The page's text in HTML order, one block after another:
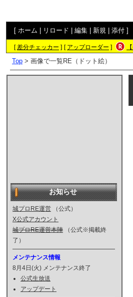
[ ホーム リロード 編集 新規 添付 ]
[差分チェッカー ] [ アップローダー ]
Top > 画像で一覧RE（ドット絵）
お知らせ
城プロRE運営 （公式）
X公式アカウント
城プロRE運営本陣 （公式※掲載終
了）
メンテナンス情報
8月4日(火) メンテナンス終了
公式生放送
アップデート